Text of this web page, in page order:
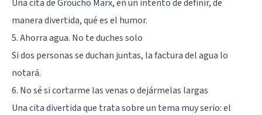
Una cita de Groucho Marx, en un intento de definir, de
manera divertida, qué es el humor.
5. Ahorra agua. No te duches solo
Si dos personas se duchan juntas, la factura del agua lo
notará.
6. No sé si cortarme las venas o dejármelas largas
Una cita divertida que trata sobre un tema muy serio: el